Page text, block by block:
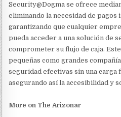
Security@Dogma se ofrece
eliminando la necesidad de pagos
garantizando que cualquier
pueda acceder a una solución de
comprometer su flujo de caja.
pequeñas como grandes
seguridad efectivas sin una carga
asegurando así la accesibilidad y
More on The Arizonar